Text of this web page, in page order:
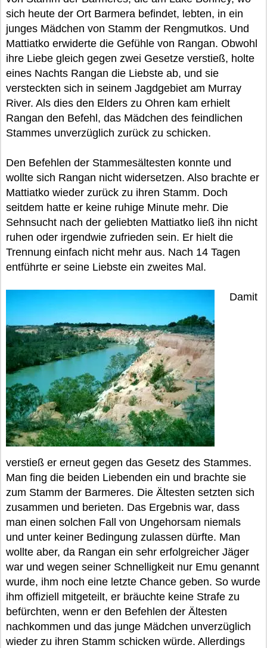
sich heute der Ort Barmera befindet, lebten, in ein
junges Mädchen von Stamm der Rengmutkos. Und
Mattiatko erwiderte die Gefühle von Rangan. Obwohl
ihre Liebe gleich gegen zwei Gesetze verstieß, holte
eines Nachts Rangan die Liebste ab, und sie
versteckten sich in seinem Jagdgebiet am Murray
River. Als dies den Elders zu Ohren kam erhielt
Rangan den Befehl, das Mädchen des feindlichen
Stammes unverzüglich zurück zu schicken.
Den Befehlen der Stammesältesten konnte und
wollte sich Rangan nicht widersetzen. Also brachte er
Mattiatko wieder zurück zu ihren Stamm. Doch
seitdem hatte er keine ruhige Minute mehr. Die
Sehnsucht nach der geliebten Mattiatko ließ ihn nicht
ruhen oder irgendwie zufrieden sein. Er hielt die
Trennung einfach nicht mehr aus. Nach 14 Tagen
entführte er seine Liebste ein zweites Mal.
Damit
verstieß er erneut gegen das Gesetz des Stammes.
Man fing die beiden Liebenden ein und brachte sie
zum Stamm der Barmeres. Die Ältesten setzten sich
zusammen und berieten. Das Ergebnis war, dass
man einen solchen Fall von Ungehorsam niemals
und unter keiner Bedingung zulassen dürfte. Man
wollte aber, da Rangan ein sehr erfolgreicher Jäger
war und wegen seiner Schnelligkeit nur Emu genannt
wurde, ihm noch eine letzte Chance geben. So wurde
ihm offiziell mitgeteilt, er bräuchte keine Strafe zu
befürchten, wenn er den Befehlen der Ältesten
nachkommen und das junge Mädchen unverzüglich
wieder zu ihren Stamm schicken würde. Allerdings